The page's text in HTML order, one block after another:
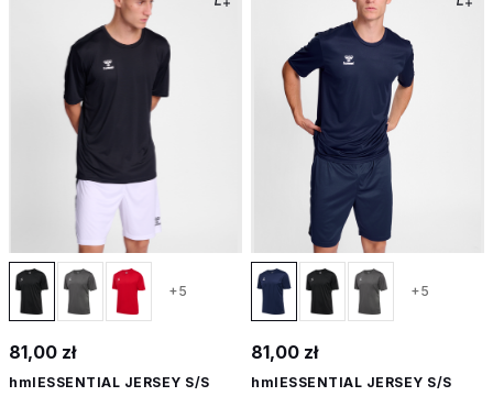
+5
81,00 zł
hmlESSENTIAL JERSEY S/S
+5
81,00 zł
hmlESSENTIAL JERSEY S/S